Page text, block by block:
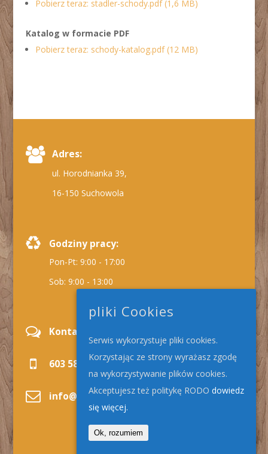
Pobierz teraz: stadler-schody.pdf (1,6 MB)
Katalog w formacie PDF
Pobierz teraz: schody-katalog.pdf (12 MB)
Adres:
ul. Horodnianka 39,
16-150 Suchowola
Godziny pracy:
Pon-Pt: 9:00 - 17:00
Sob: 9:00 - 13:00
Kontakt:
603 584 865
info@stadler.pl
pliki Cookies
Serwis wykorzystuje pliki cookies.
Korzystając ze strony wyrażasz zgodę
na wykorzystywanie plików cookies.
Akceptujesz też politykę RODO dowiedz
się więcej.
Ok, rozumiem